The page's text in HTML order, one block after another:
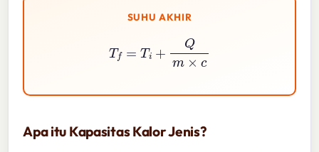
SUHU AKHIR
×c
Apa itu Kapasitas Kalor Jenis?